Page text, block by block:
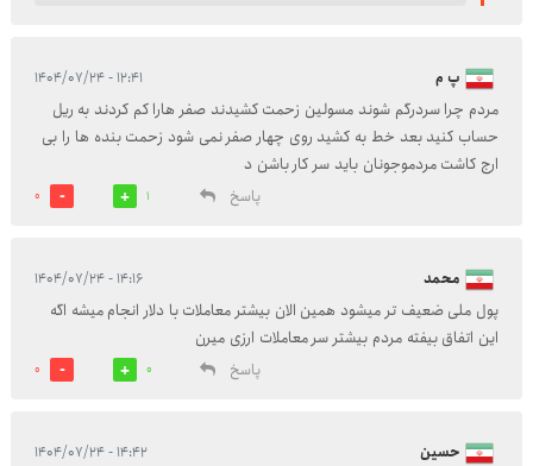
پ م ۱۲:۴۱ - ۱۴۰۴/۰۷/۲۴
مردم چرا سردرگم شوند مسولین زحمت کشیدند صفر هارا کم کردند به ریل
حساب کنید بعد خط به کشید روی چهار صفر نمی شود زحمت بنده ها را بی
ارج کاشت مردموجونان باید سر کار باشن د
پاسخ
1
0
محمد ۱۴:۱۶ - ۱۴۰۴/۰۷/۲۴
پول ملی ضعیف تر میشود همین الان بیشتر معاملات با دلار انجام میشه اگه
این اتفاق بیفته مردم بیشتر سر معاملات ارزی میرن
پاسخ
0
0
حسین ۱۴:۴۲ - ۱۴۰۴/۰۷/۲۴